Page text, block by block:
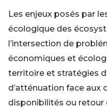
Les enjeux posés par
écologique des
l’intersection de
économiques et
territoire et stratégies
d’atténuation face aux
disponibilités ou retour